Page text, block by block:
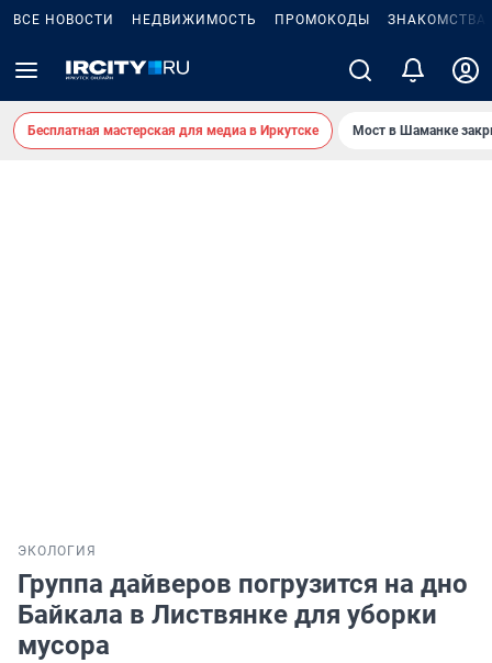
ВСЕ НОВОСТИ НЕДВИЖИМОСТЬ ПРОМОКОДЫ ЗНАКОМСТВА
Бесплатная мастерская для медиа в Иркутске Мост в Шаманке
ЭКОЛОГИЯ
Группа дайверов погрузится на дно
Байкала в Листвянке для уборки
мусора